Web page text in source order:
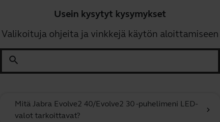
Usein kysytyt kysymykset
Valikoituja ohjeita ja vinkkejä käytön aloittamiseen
search
Mitä Jabra Evolve2 40/Evolve2 30 -puhelimeni LED-
valot tarkoittavat?
chevron_right